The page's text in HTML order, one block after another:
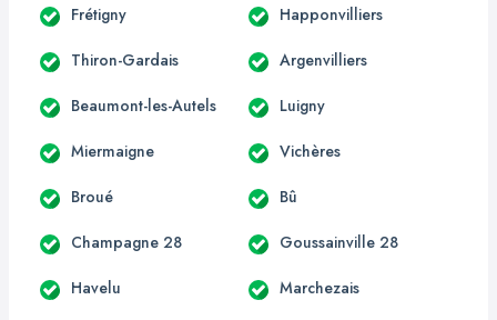
Frétigny Happonvilliers
Thiron-Gardais Argenvilliers
Beaumont-les-Autels Luigny
Miermaigne Vichères
Broué Bû
Champagne 28 Goussainville 28
Havelu Marchezais